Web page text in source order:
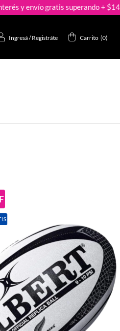
envío gratis superando + $149.000
Ingresá/Registráte Carrito (0)